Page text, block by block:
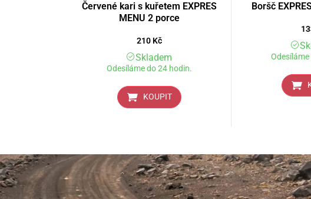
Červené kari s kuřetem EXPRES
MENU 2 porce
210 Kč
Skladem
Odesíláme do 24 hodin.
KOUPIT
Boršč